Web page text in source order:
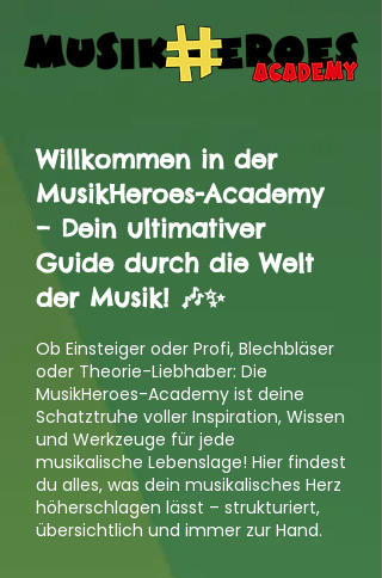
Willkommen in der
MusikHeroes-Academy
– Dein ultimativer
Guide durch die Welt
der Musik! 🎶✨
Ob Einsteiger oder Profi, Blechbläser
oder Theorie-Liebhaber: Die
MusikHeroes-Academy ist deine
Schatztruhe voller Inspiration, Wissen
und Werkzeuge für jede
musikalische Lebenslage! Hier findest
du alles, was dein musikalisches Herz
höherschlagen lässt – strukturiert,
übersichtlich und immer zur Hand.